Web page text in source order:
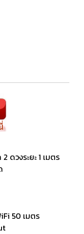
ดวงระยะ 1 เมตร
50 เมตร